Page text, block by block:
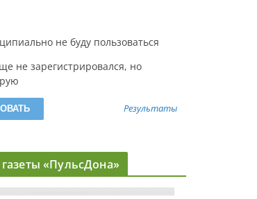
не буду пользоваться
не зарегистрировался, но
Результаты
«ПульсДона»